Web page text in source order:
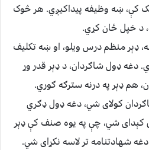
کې، ښه وظیفه پیداکیږي. هر څوک
د خپل ځان کړي.
ډېر منظم درس ویلو، او ښه تکلیف
دغه ډول شاګردان، د ډېر قدر وړ
هم ډېر په درنه سترګه ګوري.
کولای شي، دغه ډول ډګري
کېدای شي، چې په یوه صنف کې ډېر
شهادتنامه تر لاسه نکړای شي.